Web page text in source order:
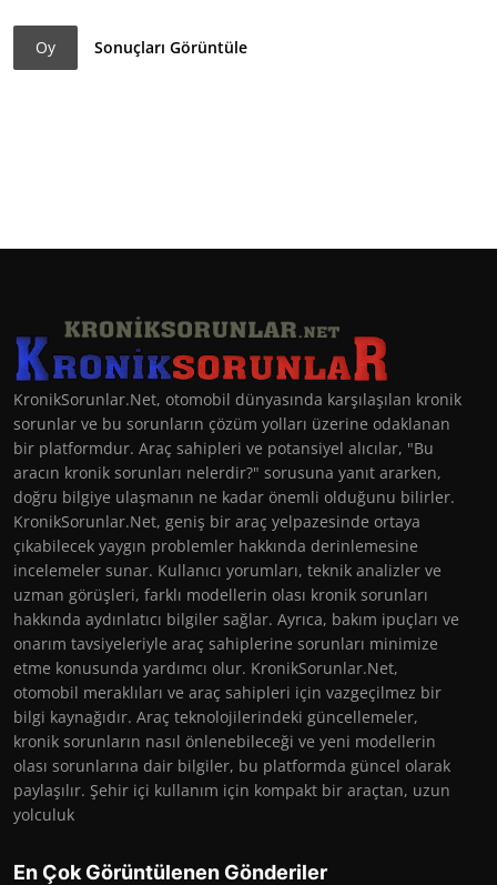
Oy Sonuçları Görüntüle
KronikSorunlar.Net, otomobil dünyasında karşılaşılan kronik
sorunlar ve bu sorunların çözüm yolları üzerine odaklanan
bir platformdur. Araç sahipleri ve potansiyel alıcılar, "Bu
aracın kronik sorunları nelerdir?" sorusuna yanıt ararken,
doğru bilgiye ulaşmanın ne kadar önemli olduğunu bilirler.
KronikSorunlar.Net, geniş bir araç yelpazesinde ortaya
çıkabilecek yaygın problemler hakkında derinlemesine
incelemeler sunar. Kullanıcı yorumları, teknik analizler ve
uzman görüşleri, farklı modellerin olası kronik sorunları
hakkında aydınlatıcı bilgiler sağlar. Ayrıca, bakım ipuçları ve
onarım tavsiyeleriyle araç sahiplerine sorunları minimize
etme konusunda yardımcı olur. KronikSorunlar.Net,
otomobil meraklıları ve araç sahipleri için vazgeçilmez bir
bilgi kaynağıdır. Araç teknolojilerindeki güncellemeler,
kronik sorunların nasıl önlenebileceği ve yeni modellerin
olası sorunlarına dair bilgiler, bu platformda güncel olarak
paylaşılır. Şehir içi kullanım için kompakt bir araçtan, uzun
yolculuk
En Çok Görüntülenen Gönderiler